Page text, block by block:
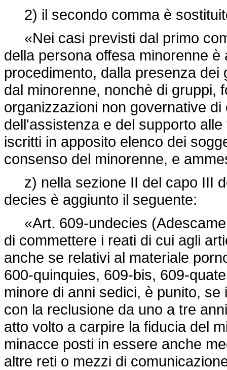
2) il secondo comma è
«Nei casi previsti dal primo
della persona offesa minorenne
procedimento, dalla presenza
dal minorenne, nonchè di gruppi,
organizzazioni non governative
dell'assistenza e del supporto
iscritti in apposito elenco dei
consenso del minorenne, e
z) nella sezione II del capo III
decies è aggiunto il seguente:
«Art. 609-undecies
di commettere i reati di cui agli
anche se relativi al materiale
600-quinquies, 609-bis, 609-
minore di anni sedici, è punito,
con la reclusione da uno a tre
atto volto a carpire la fiducia del
minacce posti in essere anche
altre reti o mezzi di